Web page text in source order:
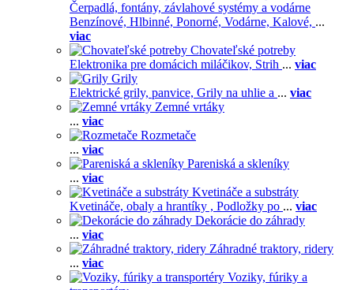
Čerpadlá, fontány, závlahové systémy a vodárne
Benzínové, Hlbinné, Ponorné, Vodárne, Kalové, ...
viac
Chovateľské potreby
Elektronika pre domácich miláčikov, Strih ... viac
Grily
Elektrické grily, panvice, Grily na uhlie a ... viac
Zemné vrtáky
... viac
Rozmetače
... viac
Pareniská a skleníky
... viac
Kvetináče a substráty
Kvetináče, obaly a hrantíky , Podložky po ... viac
Dekorácie do záhrady
... viac
Záhradné traktory, ridery
... viac
Voziky, fúriky a